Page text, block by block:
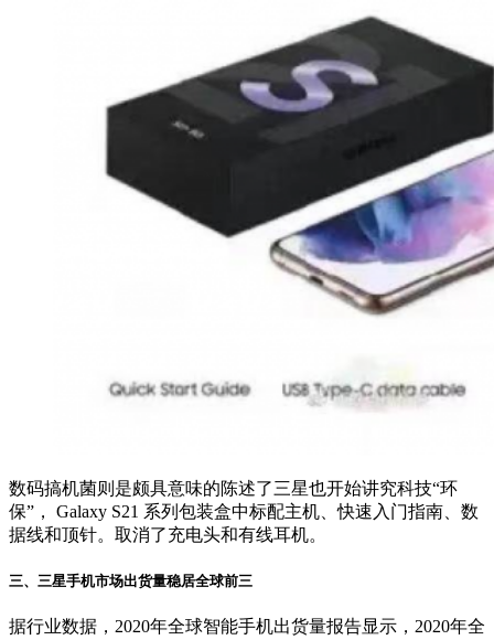
数码搞机菌则是颇具意味的陈述了三星也开始讲究科技“环
保”， Galaxy S21 系列包装盒中标配主机、快速入门指南、数
据线和顶针。取消了充电头和有线耳机。
三、三星手机市场出货量稳居全球前三
据行业数据，2020年全球智能手机出货量报告显示，2020年全